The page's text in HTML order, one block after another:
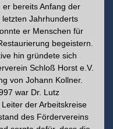
er bereits Anfang der
Jahrhunderts
er Menschen für
begeistern.
hin gründete sich
Schloß Horst e.V.
von Johann Kollner.
war Dr. Lutz
der Arbeitskreise
des Fördervereins